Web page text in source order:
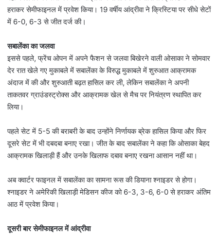
हराकर सेमीफाइनल में प्रवेश किया। 19 वर्षीय आंद्रीवा ने क्रिस्टिया पर सीधे सेटों
में 6-0, 6-3 से जीत दर्ज की।
सबालेंका का जलवा
इससे पहले, फ्रेंच ओपन में अपने फैशन से जलवा बिखेरने वाली ओसाका ने सोमवार
देर रात खेले गए मुकाबले में सबालेंका के विरुद्ध मुकाबले में शुरुआत आक्रामक
अंदाज में की और शुरुआती बढ़त हासिल कर ली, लेकिन सबालेंका ने अपनी
ताकतवर ग्राउंडस्ट्रोक्स और आक्रामक खेल से मैच पर नियंत्रण स्थापित कर
लिया।
पहले सेट में 5-5 की बराबरी के बाद उन्होंने निर्णायक ब्रेक हासिल किया और फिर
दूसरे सेट में भी दबदबा बनाए रखा। जीत के बाद सबालेंका ने कहा कि ओसाका बेहद
आक्रामक खिलाड़ी हैं और उनके खिलाफ दबाव बनाए रखना आसान नहीं था।
अब क्वार्टर फाइनल में सबालेंका का सामना रूस की डियाना श्नाइडर से होगा।
श्नाइडर ने अमेरिकी खिलाड़ी मेडिसन कीज को 6-3, 3-6, 6-0 से हराकर अंतिम
आठ में प्रवेश किया।
दूसरी बार सेमीफाइनल में आंद्रीवा